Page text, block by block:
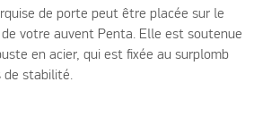
de porte peut être placée sur le
votre auvent Penta. Elle est soutenue
en acier, qui est fixée au surplomb
de stabilité.